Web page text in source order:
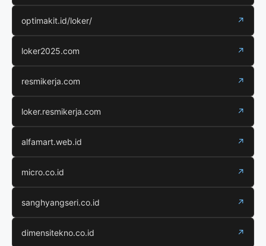
optimakit.id/loker/ ↗
loker2025.com ↗
resmikerja.com ↗
loker.resmikerja.com ↗
alfamart.web.id ↗
micro.co.id ↗
sanghyangseri.co.id ↗
dimensitekno.co.id ↗